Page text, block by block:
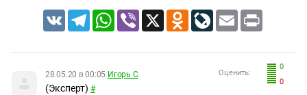
VK TelegramWhatsApp
Viber X Odnoklassniki
LiveJournal
Email Print
0
0
Оценить:
28.05.20 в 00:05 Игорь С
(Эксперт) #